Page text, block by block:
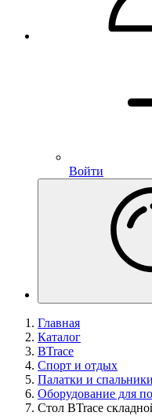
Войти
Главная
Каталог
BTrace
Спорт и отдых
Палатки и спальники
Оборудование для
Стол BTrace